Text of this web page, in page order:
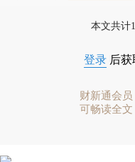
本文共计
登录 后
财新通会员
可畅读全文